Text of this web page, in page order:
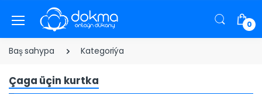
0
Baş sahypa Kategoriýa
Çaga üçin kurtka